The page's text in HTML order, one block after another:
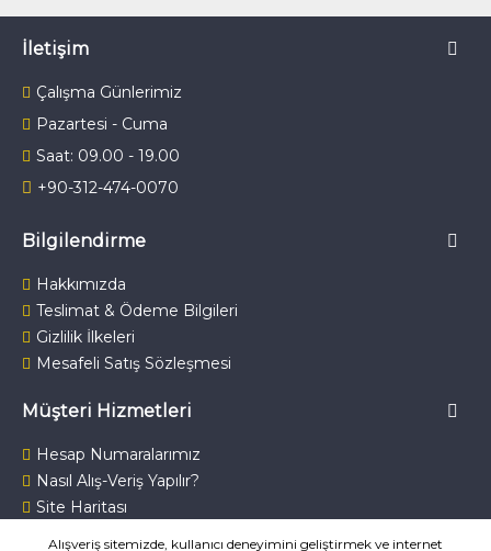
İletişim
Çalışma Günlerimiz
Pazartesi - Cuma
Saat: 09.00 - 19.00
+90-312-474-0070
Bilgilendirme
Hakkımızda
Teslimat & Ödeme Bilgileri
Gizlilik İlkeleri
Mesafeli Satış Sözleşmesi
Müşteri Hizmetleri
Hesap Numaralarımız
Nasıl Alış-Veriş Yapılır?
Site Haritası
Alışveriş sitemizde, kullanıcı deneyimini geliştirmek ve internet